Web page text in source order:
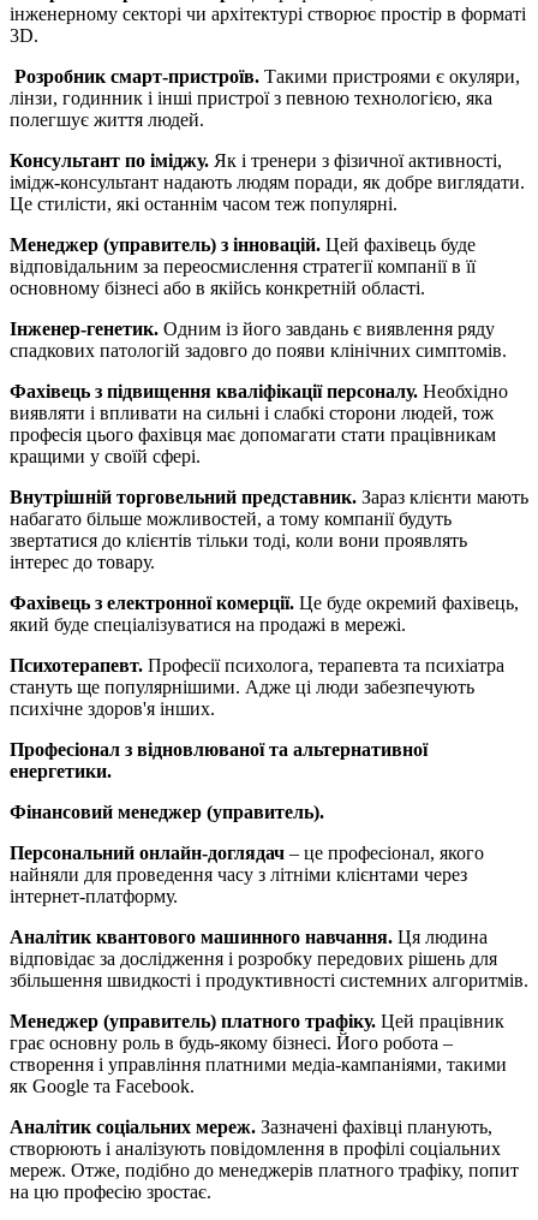
інженерному секторі чи архітектурі створює простір в форматі
3D.
Розробник смарт-пристроїв. Такими пристроями є окуляри,
лінзи, годинник і інші пристрої з певною технологією, яка
полегшує життя людей.
Консультант по іміджу. Як і тренери з фізичної активності,
імідж-консультант надають людям поради, як добре виглядати.
Це стилісти, які останнім часом теж популярні.
Менеджер (управитель) з інновацій. Цей фахівець буде
відповідальним за переосмислення стратегії компанії в її
основному бізнесі або в якійсь конкретній області.
Інженер-генетик. Одним із його завдань є виявлення ряду
спадкових патологій задовго до появи клінічних симптомів.
Фахівець з підвищення кваліфікації персоналу. Необхідно
виявляти і впливати на сильні і слабкі сторони людей, тож
професія цього фахівця має допомагати стати працівникам
кращими у своїй сфері.
Внутрішній торговельний представник. Зараз клієнти мають
набагато більше можливостей, а тому компанії будуть
звертатися до клієнтів тільки тоді, коли вони проявлять
інтерес до товару.
Фахівець з електронної комерції. Це буде окремий фахівець,
який буде спеціалізуватися на продажі в мережі.
Психотерапевт. Професії психолога, терапевта та психіатра
стануть ще популярнішими. Адже ці люди забезпечують
психічне здоров'я інших.
Професіонал з відновлюваної та альтернативної
енергетики.
Фінансовий менеджер (управитель).
Персональний онлайн-доглядач – це професіонал, якого
найняли для проведення часу з літніми клієнтами через
інтернет-платформу.
Аналітик квантового машинного навчання. Ця людина
відповідає за дослідження і розробку передових рішень для
збільшення швидкості і продуктивності системних алгоритмів.
Менеджер (управитель) платного трафіку. Цей працівник
грає основну роль в будь-якому бізнесі. Його робота –
створення і управління платними медіа-кампаніями, такими
як Google та Facebook.
Аналітик соціальних мереж. Зазначені фахівці планують,
створюють і аналізують повідомлення в профілі соціальних
мереж. Отже, подібно до менеджерів платного трафіку, попит
на цю професію зростає.